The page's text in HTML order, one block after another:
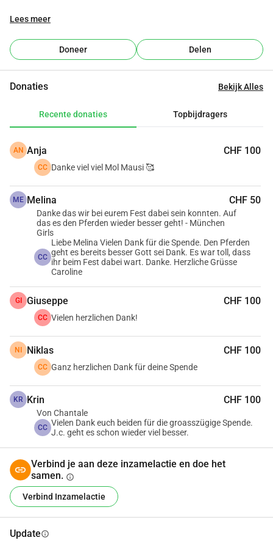
Lees meer
Doneer Delen
Donaties Bekijk Alles
Recente donaties Topbijdragers
AN Anja CHF 100
CC Danke viel viel Mol Mausi 🥰
ME Melina CHF 50
Danke das wir bei eurem Fest dabei sein konnten. Auf
das es den Pferden wieder besser geht! - München
Girls
CC
Liebe Melina Vielen Dank für die Spende. Den Pferden
geht es bereits besser Gott sei Dank. Es war toll, dass
ihr beim Fest dabei wart. Danke. Herzliche Grüsse
Caroline
GI Giuseppe CHF 100
CC Vielen herzlichen Dank!
NI Niklas CHF 100
CC Ganz herzlichen Dank für deine Spende
KR Krin CHF 100
Von Chantale
CC Vielen Dank euch beiden für die groasszügige Spende.
J.c. geht es schon wieder viel besser.
Verbind je aan deze inzamelactie en doe het
samen. info
Verbind Inzamelactie
Updateinfo